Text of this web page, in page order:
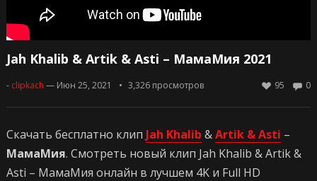
Jah Khalib & Artik & Asti – МамаМия 2021
- clipkach — Июн 25, 2021 3,326просмотров 0
95
Скачать бесплатно клип Jah Khalib &Artik & Asti –
МамаМия. Смотреть новый клип Jah Khalib & Artik &
Asti – МамаМия онлайн в лучшем 4K и Full HD